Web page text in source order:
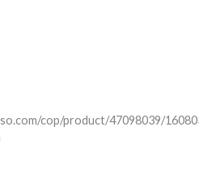
cop/product/47098039/